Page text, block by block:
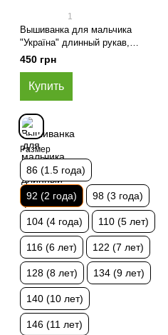
1
Вышиванка для мальчика
"Україна" длинный рукав,
Молочный, 92 (2 года)
450 грн
Купить
Размер
86 (1.5 года)
92 (2 года) 98 (3 года)
104 (4 года) 110 (5 лет)
116 (6 лет) 122 (7 лет)
128 (8 лет) 134 (9 лет)
140 (10 лет)
146 (11 лет)